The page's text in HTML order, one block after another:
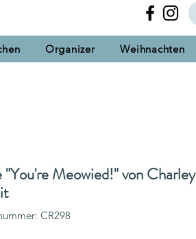
Organizer Weihnachten
"You're Meowied!" von Charley
CR298